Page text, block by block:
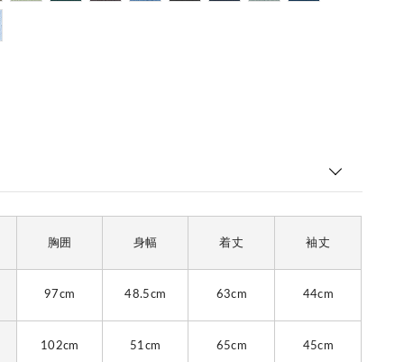
胸囲 身幅 着丈 袖丈
97cm 48.5cm 63cm 44cm
102cm 51cm 65cm 45cm